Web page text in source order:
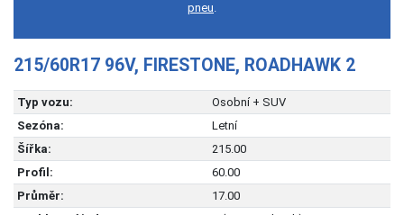
pneu.
215/60R17 96V, FIRESTONE, ROADHAWK 2
Typ vozu:
Osobní + SUV
Sezóna:
Letní
Šířka:
215.00
Profil:
60.00
Průměr:
17.00